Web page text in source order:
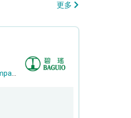
更多
Baguio Cleaning Services Company Limited